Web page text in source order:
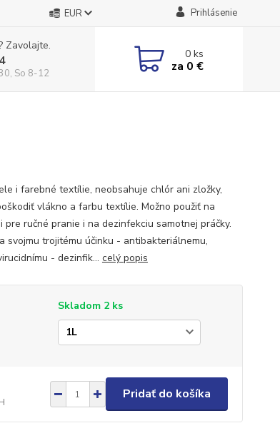
EUR Prihlásenie
Zavolajte.
So 8-12
0ks
za 0 €
i farebné textílie, neobsahuje chlór ani zložky,
vlákno a farbu textílie. Možno použiť na
pre ručné pranie i na dezinfekciu samotnej práčky.
svojmu trojitému účinku - antibakteriálnemu,
- dezinfik... celý popis
Skladom 2 ks
Pridať do košíka